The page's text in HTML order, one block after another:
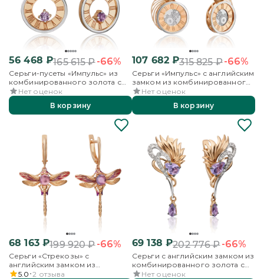
56 468 ₽165 615₽-66%
Серьги-пусеты «Импульс» из
комбинированного золота с
гранатом и аметистом
Нет оценок
В корзину
107 682 ₽315 825₽-66%
Серьги «Импульс» с английским
замком из комбинированного
золота с гранатом и аметистом
Нет оценок
В корзину
68 163₽199 920₽-66%
Серьги «Стрекозы» с
английским замком из
красного золота с аметистом и
5.0 2 отзыва
69 138 ₽202 776₽-66%
Серьги с английским замком из
комбинированного золота с
аметистами и бесцветными
Нет оценок